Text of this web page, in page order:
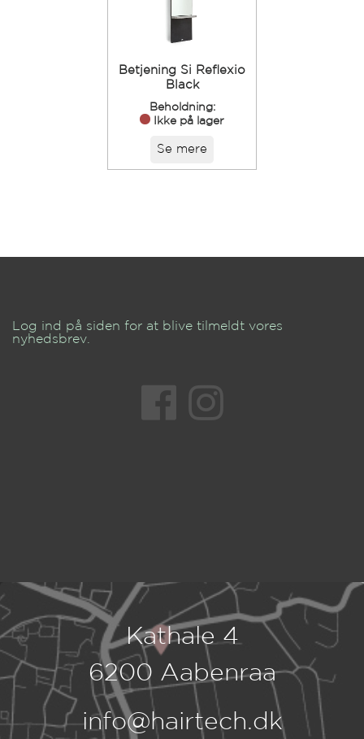
Betjening Si Reflexio
Black
Beholdning:
Ikke på lager
Se mere
Log ind på siden for at blive tilmeldt vores
nyhedsbrev.
Kathale 4
6200 Aabenraa
info@hairtech.dk